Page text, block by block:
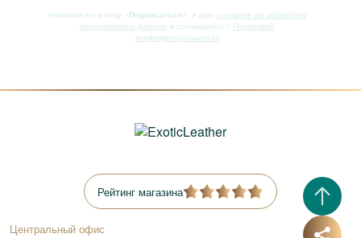
Нажимая на кнопку «Подписаться» , я даю согласие на обработку
персональных данных и соглашаюсь с Политикой
конфиденциальности
Рейтинг магазина
Центральный офис